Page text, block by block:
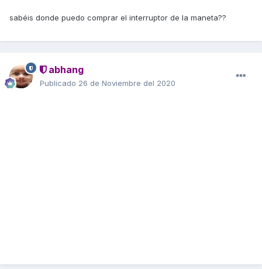
sabéis donde puedo comprar el interruptor de la maneta??
abhang
Publicado 26 de Noviembre del 2020